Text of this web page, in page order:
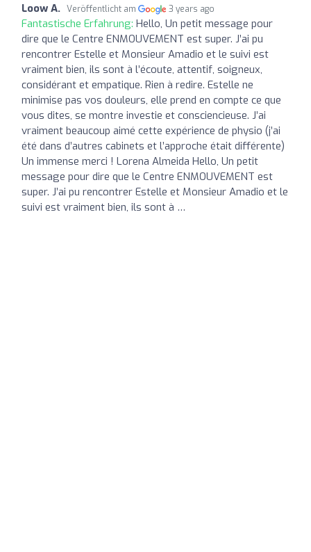
Loow A. Veröffentlicht am 3 years ago
Fantastische Erfahrung: Hello, Un petit message pour
dire que le Centre ENMOUVEMENT est super. J’ai pu
rencontrer Estelle et Monsieur Amadio et le suivi est
vraiment bien, ils sont à l’écoute, attentif, soigneux,
considérant et empatique. Rien à redire. Estelle ne
minimise pas vos douleurs, elle prend en compte ce que
vous dites, se montre investie et consciencieuse. J’ai
vraiment beaucoup aimé cette expérience de physio (j’ai
été dans d’autres cabinets et l’approche était différente)
Un immense merci ! Lorena Almeida Hello, Un petit
message pour dire que le Centre ENMOUVEMENT est
super. J’ai pu rencontrer Estelle et Monsieur Amadio et le
suivi est vraiment bien, ils sont à …